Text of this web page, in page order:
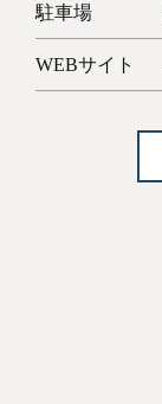
駐車場
WEBサイト